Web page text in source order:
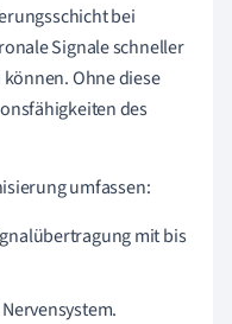
bei
Signale schneller
Ohne diese
des
umfassen:
mit bis